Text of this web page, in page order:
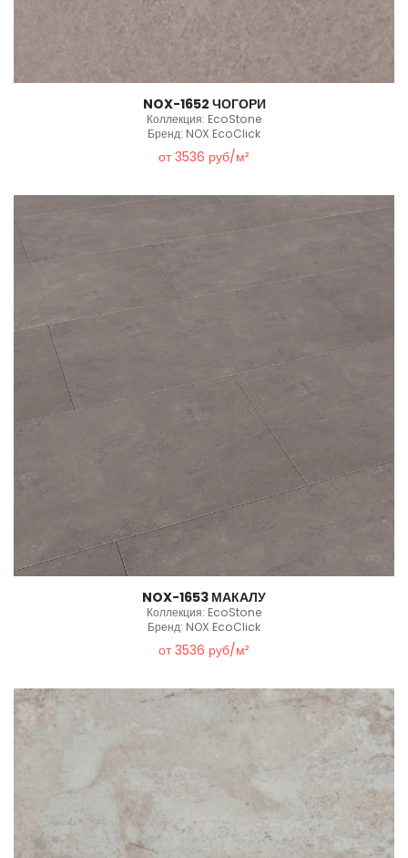
NOX-1652 ЧОГОРИ
Коллекция: EcoStone
Бренд: NOX EcoClick
от 3536 руб/м²
NOX-1653 МАКАЛУ
Коллекция: EcoStone
Бренд: NOX EcoClick
от 3536 руб/м²